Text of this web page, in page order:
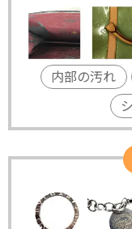
内部の汚れ